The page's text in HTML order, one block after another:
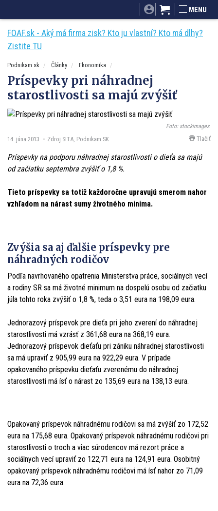
Mnamky-recepty.sk
MENU
FOAF.sk - Aký má firma zisk? Kto ju vlastní? Kto má dlhy?
Zistite TU
Podnikam.sk Články Ekonomika
Príspevky pri náhradnej
starostlivosti sa majú zvýšiť
Foto: stockimages
14. júna 2013 Zdroj SITA, Podnikam.SK Tlačiť
Príspevky na podporu náhradnej starostlivosti o dieťa sa majú
od začiatku septembra zvýšiť o 1,8 %.
Tieto príspevky sa totiž každoročne upravujú smerom nahor
vzhľadom na nárast sumy životného minima.
Zvýšia sa aj ďalšie príspevky pre
náhradných rodičov
Podľa navrhovaného opatrenia Ministerstva práce, sociálnych vecí
a rodiny SR sa má životné minimum na dospelú osobu od začiatku
júla tohto roka zvýšiť o 1,8 %, teda o 3,51 eura na 198,09 eura.
Jednorazový príspevok pre dieťa pri jeho zverení do náhradnej
starostlivosti má vzrásť z 361,68 eura na 368,19 eura.
Jednorazový príspevok dieťaťu pri zániku náhradnej starostlivosti
sa má upraviť z 905,99 eura na 922,29 eura. V prípade
opakovaného príspevku dieťaťu zverenému do náhradnej
starostlivosti má ísť o nárast zo 135,69 eura na 138,13 eura.
Opakovaný príspevok náhradnému rodičovi sa má zvýšiť zo 172,52
eura na 175,68 eura. Opakovaný príspevok náhradnému rodičovi pri
starostlivosti o troch a viac súrodencov má rezort práce a
sociálnych vecí upraviť zo 122,71 eura na 124,91 eura. Osobitný
opakovaný príspevok náhradnému rodičovi má ísť nahor zo 71,09
eura na 72,36 eura.